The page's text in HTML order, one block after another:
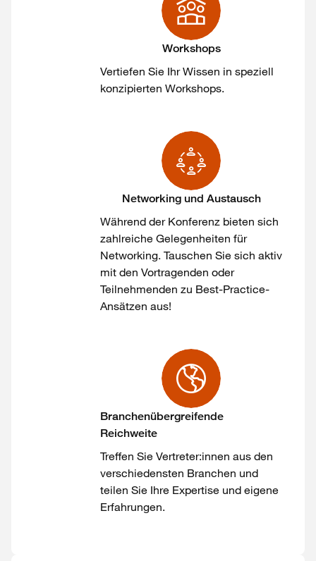
Workshops
Vertiefen Sie IhrWissen in speziell
konzipierten Workshops.
Networking und Austausch
Während der Konferenz bieten sich
zahlreiche Gelegenheiten für
Networking. Tauschen Sie sich aktiv
mit den Vortragenden oder
Teilnehmenden zu Best-Practice-
Ansätzen aus!
Branchenübergreifende
Reichweite
Treffen Sie Vertreter:innen aus den
verschiedensten Branchen und
teilen Sie Ihre Expertise und eigene
Erfahrungen.